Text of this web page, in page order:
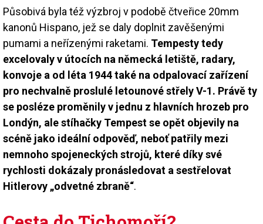
Působivá byla též výzbroj v podobě čtveřice 20mm
kanonů Hispano, jež se daly doplnit zavěšenými
pumami a neřízenými raketami. Tempesty tedy
excelovaly v útocích na německá letiště, radary,
konvoje a od léta 1944 také na odpalovací zařízení
pro nechvalně proslulé letounové střely V-1. Právě ty
se posléze proměnily v jednu z hlavních hrozeb pro
Londýn, ale stíhačky Tempest se opět objevily na
scéně jako ideální odpověď, neboť patřily mezi
nemnoho spojeneckých strojů, které díky své
rychlosti dokázaly pronásledovat a sestřelovat
Hitlerovy „odvetné zbraně“.